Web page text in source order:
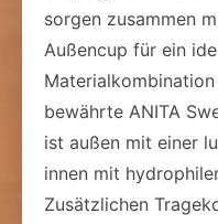
sorgen zusammen
Außencup für ein
bewährte ANITA
ist außen mit einer
innen mit
Zusätzlichen